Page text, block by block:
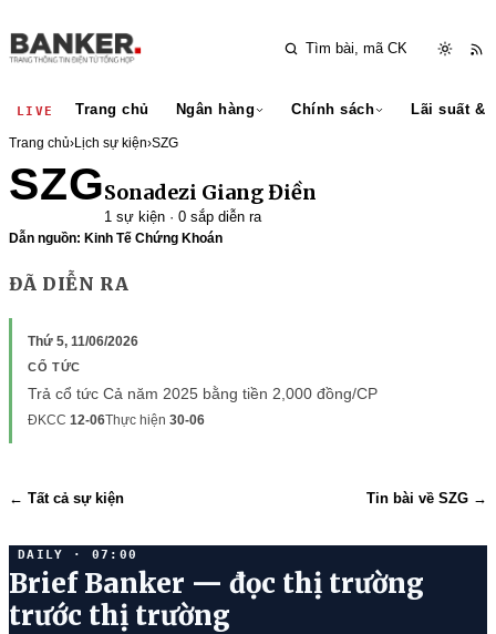
LIVE Trang chủ Ngân hàng Chính sách Lãi suất &
Trang chủ›Lịch sự kiện›SZG
SZGSonadezi Giang Điền
1 sự kiện · 0 sắp diễn ra
Dẫn nguồn: Kinh Tế Chứng Khoán
ĐÃ DIỄN RA
Thứ 5, 11/06/2026
CỔ TỨC
Trả cổ tức Cả năm 2025 bằng tiền 2,000 đồng/CP
ĐKCC 12-06Thực hiện 30-06
← Tất cả sự kiện Tin bài về SZG →
DAILY · 07:00
Brief Banker — đọc thị trường
trước thị trường